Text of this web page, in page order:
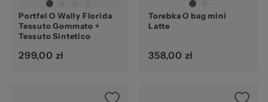
Portfel O Wally Florida
Tessuto Gommato +
Tessuto Sintetico
299,00 zł
Torebka O bag mini
Latte
358,00 zł